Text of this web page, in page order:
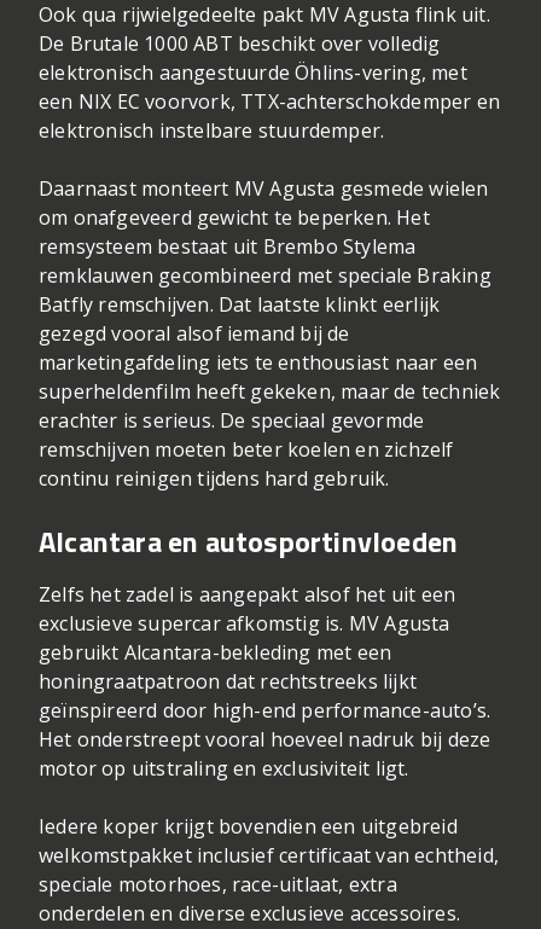
Ook qua rijwielgedeelte pakt MV Agusta flink uit.
De Brutale 1000 ABT beschikt over volledig
elektronisch aangestuurde Öhlins-vering, met
een NIX EC voorvork, TTX-achterschokdemper en
elektronisch instelbare stuurdemper.
Daarnaast monteert MV Agusta gesmede wielen
om onafgeveerd gewicht te beperken. Het
remsysteem bestaat uit Brembo Stylema
remklauwen gecombineerd met speciale Braking
Batfly remschijven. Dat laatste klinkt eerlijk
gezegd vooral alsof iemand bij de
marketingafdeling iets te enthousiast naar een
superheldenfilm heeft gekeken, maar de techniek
erachter is serieus. De speciaal gevormde
remschijven moeten beter koelen en zichzelf
continu reinigen tijdens hard gebruik.
Alcantara en autosportinvloeden
Zelfs het zadel is aangepakt alsof het uit een
exclusieve supercar afkomstig is. MV Agusta
gebruikt Alcantara-bekleding met een
honingraatpatroon dat rechtstreeks lijkt
geïnspireerd door high-end performance-auto’s.
Het onderstreept vooral hoeveel nadruk bij deze
motor op uitstraling en exclusiviteit ligt.
Iedere koper krijgt bovendien een uitgebreid
welkomstpakket inclusief certificaat van echtheid,
speciale motorhoes, race-uitlaat, extra
onderdelen en diverse exclusieve accessoires.